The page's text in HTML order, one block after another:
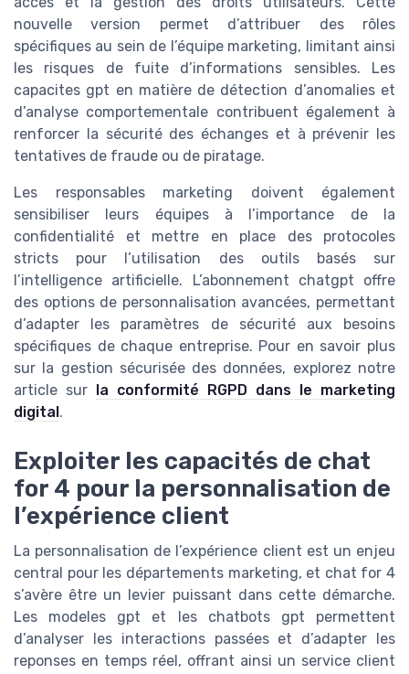
nouvelle version permet d’attribuer des rôles
spécifiques au sein de l’équipe marketing, limitant ainsi
les risques de fuite d’informations sensibles. Les
capacites gpt en matière de détection d’anomalies et
d’analyse comportementale contribuent également à
renforcer la sécurité des échanges et à prévenir les
tentatives de fraude ou de piratage.
Les responsables marketing doivent également
sensibiliser leurs équipes à l’importance de la
confidentialité et mettre en place des protocoles
stricts pour l’utilisation des outils basés sur
l’intelligence artificielle. L’abonnement chatgpt offre
des options de personnalisation avancées, permettant
d’adapter les paramètres de sécurité aux besoins
spécifiques de chaque entreprise. Pour en savoir plus
sur la gestion sécurisée des données, explorez notre
article sur la conformité RGPD dans le marketing
digital.
Exploiter les capacités de chat
for 4 pour la personnalisation de
l’expérience client
La personnalisation de l’expérience client est un enjeu
central pour les départements marketing, et chat for 4
s’avère être un levier puissant dans cette démarche.
Les modeles gpt et les chatbots gpt permettent
d’analyser les interactions passées et d’adapter les
reponses en temps réel, offrant ainsi un service client